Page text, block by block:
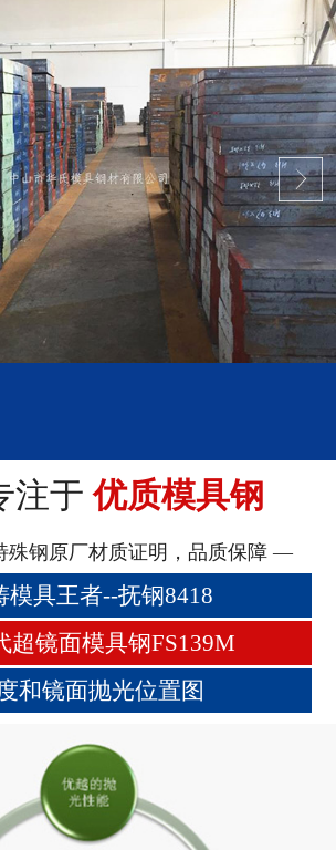
注于优质模具钢
钢原厂材质证明，品质保障 —
模具王者--抚钢8418
超镜面模具钢FS139M
和镜面抛光位置图